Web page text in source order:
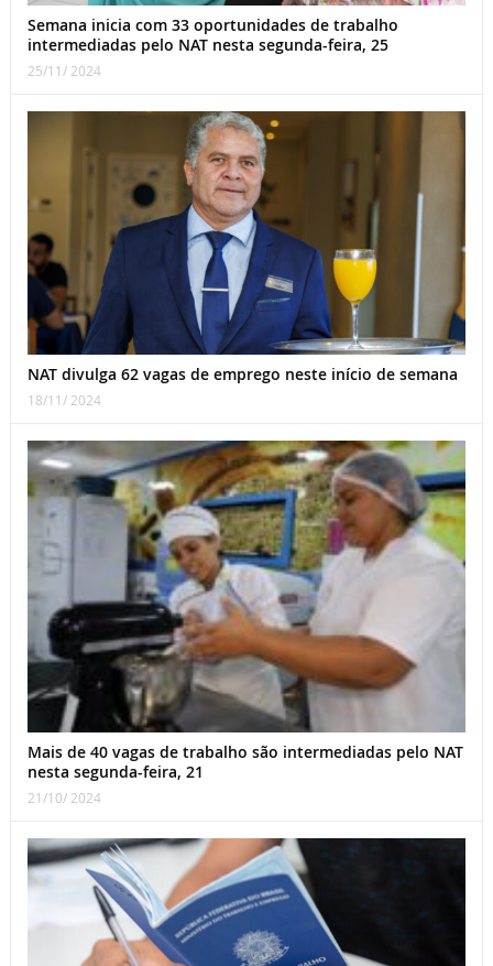
Semana inicia com 33 oportunidades de trabalho
intermediadas pelo NAT nesta segunda-feira, 25
25/11/ 2024
NAT divulga 62 vagas de emprego neste início de semana
18/11/ 2024
Mais de 40 vagas de trabalho são intermediadas pelo NAT
nesta segunda-feira, 21
21/10/ 2024